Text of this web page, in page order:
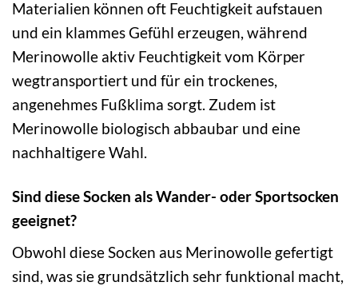
Materialien können oft Feuchtigkeit aufstauen
und ein klammes Gefühl erzeugen, während
Merinowolle aktiv Feuchtigkeit vom Körper
wegtransportiert und für ein trockenes,
angenehmes Fußklima sorgt. Zudem ist
Merinowolle biologisch abbaubar und eine
nachhaltigere Wahl.
Sind diese Socken als Wander- oder Sportsocken
geeignet?
Obwohl diese Socken aus Merinowolle gefertigt
sind, was sie grundsätzlich sehr funktional macht,